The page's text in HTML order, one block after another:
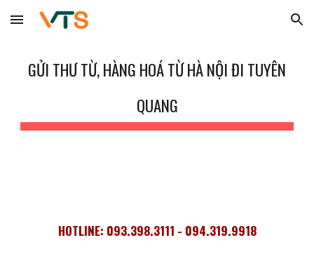
Skip to main content Skip to navigation
GỬI THƯ TỪ, HÀNG HOÁ TỪ HÀ NỘI ĐI TUYÊN
QUANG
HOTLINE: 093.398.3111 - 094.319.9918